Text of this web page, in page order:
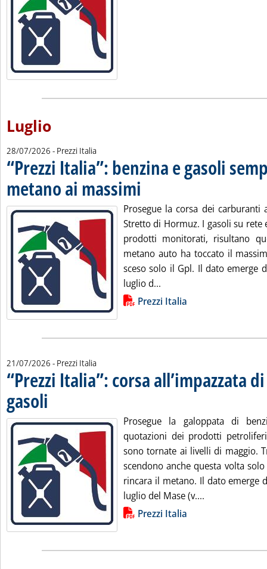
Luglio
28/07/2026 - Prezzi Italia
“Prezzi Italia”: benzina e gasoli
metano ai massimi . Pubblicata martedì 28 luglio 2026 alle
Prosegue la corsa dei carburanti
Stretto di Hormuz. I gasoli su
prodotti monitorati, risultano
metano auto ha toccato il
sceso solo il Gpl. Il dato emerge
luglio d...
Lista allegati PDF alla notizia
Prezzi Italia
21/07/2026 - Prezzi Italia
“Prezzi Italia”: corsa all’impazzata
gasoli
Prosegue la galoppata di
quotazioni dei prodotti
sono tornate ai livelli di maggio.
scendono anche questa volta
rincara il metano. Il dato emerge
luglio del Mase (v....
Lista allegati PDF alla notizia
Prezzi Italia